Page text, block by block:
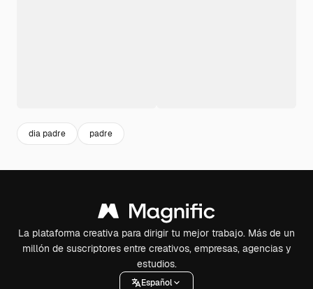
dia padre padre
La plataforma creativa para dirigir tu mejor trabajo. Más de un
millón de suscriptores entre creativos, empresas, agencias y
estudios.
Español